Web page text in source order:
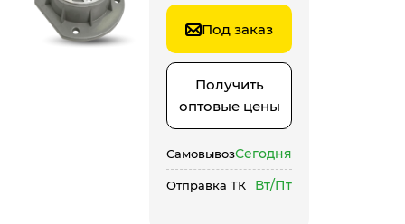
Под заказ
Получить
оптовые цены
СамовывозСегодня
Отправка ТК Вт/Пт